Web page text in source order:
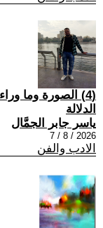
(4) الصورة وما
الدلالة
ياسر جابر الجمَّال
2026 / 8 / 7
الادب والفن